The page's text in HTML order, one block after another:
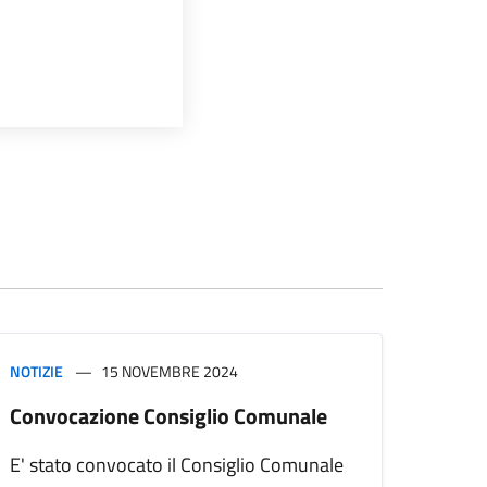
NOTIZIE 15 NOVEMBRE 2024
Convocazione Consiglio Comunale
E' stato convocato il Consiglio Comunale